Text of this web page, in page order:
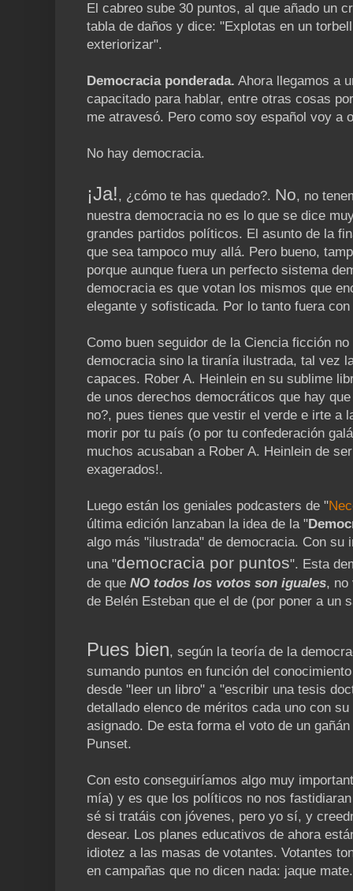
El cabreo sube 30 puntos, al que añado un
tabla de daños y dice: "Explotas en un
exteriorizar".
Democracia ponderada. Ahora llegamos a
capacitado para hablar, entre otras cosas
me atravesó. Pero como soy español voy a
No hay democracia.
¡Ja!, ¿cómo te has quedado?. No, no
nuestra democracia no es lo que se dice
grandes partidos políticos. El asunto de la
que sea tampoco muy allá. Pero bueno,
porque aunque fuera un perfecto sistema
democracia es que votan los mismos que
elegante y sofisticada. Por lo tanto fuera
Como buen seguidor de la Ciencia ficción
democracia sino la tiranía ilustrada, tal vez
capaces. Rober A. Heinlein en su sublime
de unos derechos democráticos que hay
no?, pues tienes que vestir el verde e irte a
morir por tu país (o por tu confederación
muchos acusaban a Rober A. Heinlein de
exagerados!.
Luego están los geniales podcasters de "
última edición lanzaban la idea de la "
algo más "ilustrada" de democracia. Con su
una "democracia por puntos". Esta
de que NO todos los votos son iguales, no
de Belén Esteban que el de (por poner a un
Pues bien, según la teoría de la
sumando puntos en función del
desde "leer un libro" a "escribir una tesis
detallado elenco de méritos cada uno con
asignado. De esta forma el voto de un
Punset.
Con esto conseguiríamos algo muy
mía) y es que los políticos no nos
sé si tratáis con jóvenes, pero yo sí, y
desear. Los planes educativos de ahora
idiotez a las masas de votantes. Votantes
en campañas que no dicen nada: jaque mate.